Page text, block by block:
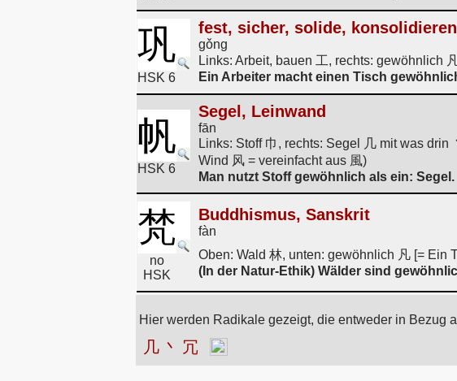
巩
HSK 6
fest, sicher, solide, konsolidieren
gǒng
Links: Arbeit, bauen 工, rechts: gewöhnlich
Ein Arbeiter macht einen Tisch
帆
HSK 6
Segel, Leinwand
fān
Links: Stoff 巾, rechts: Segel 几 mit was
Wind 风 = vereinfacht aus 風)
Man nutzt Stoff gewöhnlich als ein: Segel.
梵
no
HSK
Buddhismus, Sanskrit
fàn
Oben: Wald 林, unten: gewöhnlich 凡 [= Ein
(In der Natur-Ethik) Wälder sind
Hier werden Radikale gezeigt, die entweder in Bezug
几 丶 冗